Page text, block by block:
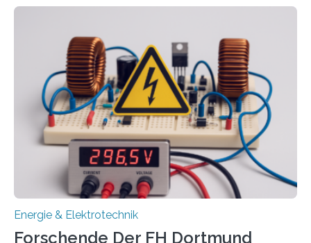
Energietechnologien werden vom Europäischen
Sozialfonds Plus (ESF+) gefördert – mit einer
Gesamtsumme von mehr als zwei Millionen Euro.
Damit zählt die Hochschule zu den großen
Gewinnerinnen der aktuellen Förderrunde des
Bayerischen Wissenschaftsministeriums. Im
Mittelpunkt steht der direkte Wissenstransfer: Neue
wissenschaftliche Erkenntnisse sollen rasch in die
Energie & Elektrotechnik
Forschende Der FH Dortmund